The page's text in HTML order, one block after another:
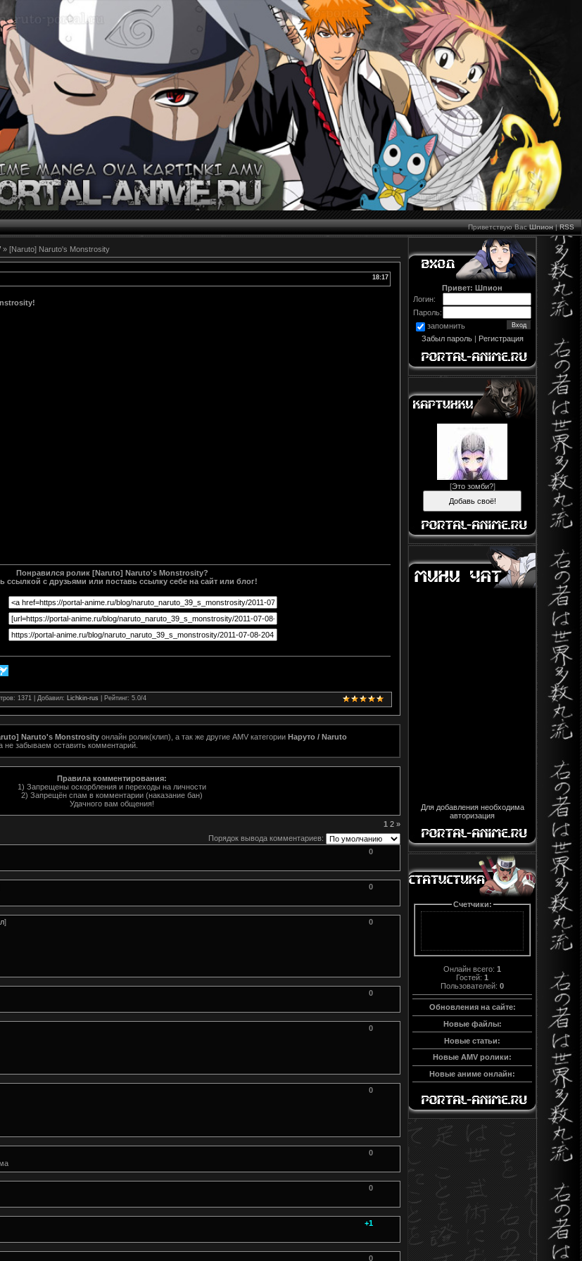
Приветствую Вас Шпион|RSS
» [Naruto] Naruto's Monstrosity
18:17
Понравился ролик [Naruto] Naruto's Monstrosity?
ссылкой с друзьями или поставь ссылку себе на сайт или блог!
: 1371 | Добавил: Lichkin-rus Рейтинг: 5.0/4
Naruto's Monstrosity онлайн ролик(клип), а так же другие AMV категории Наруто / Naruto
не забываем оставить комментарий.
Правила комментирования:
1) Запрещены оскорбления и переходы на личности
2) Запрещён спам в комментарии (наказание бан)
Удачного вам общения!
1 2 »
Порядок вывода комментариев:
0
0
0
]
0
0
0
0
0
+1
0
Привет: Шпион
Логин:
Пароль:
запомнить
Забыл пароль| Регистрация
[Это зомби?]
Для добавления необходима
авторизация
Счетчики:
Онлайн всего: 1
Гостей: 1
Пользователей: 0
Обновления на сайте:
Новые файлы:
Новые статьи:
Новые AMV ролики:
Новые аниме онлайн: